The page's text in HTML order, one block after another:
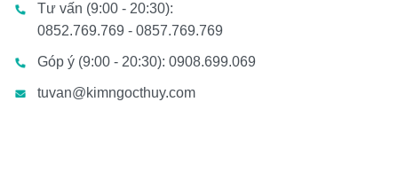
Tư vấn (9:00 - 20:30):
0852.769.769 - 0857.769.769
Góp ý (9:00 - 20:30): 0908.699.069
tuvan@kimngocthuy.com